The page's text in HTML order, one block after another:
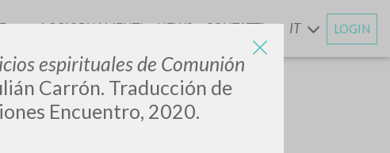
espirituales de Comunión
Carrón. Traducción de
Encuentro, 2020.
AGGIORNAMENTIENEWS CONTATTI IT LOGIN